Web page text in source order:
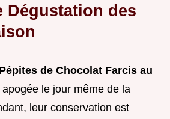
Dégustation des
de Chocolat Farcis au
le jour même de la
leur conservation est